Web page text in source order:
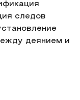
следов
деянием и